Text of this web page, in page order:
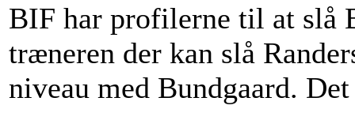
BIF har profilerne til at slå
træneren der kan slå
niveau med Bundgaard.